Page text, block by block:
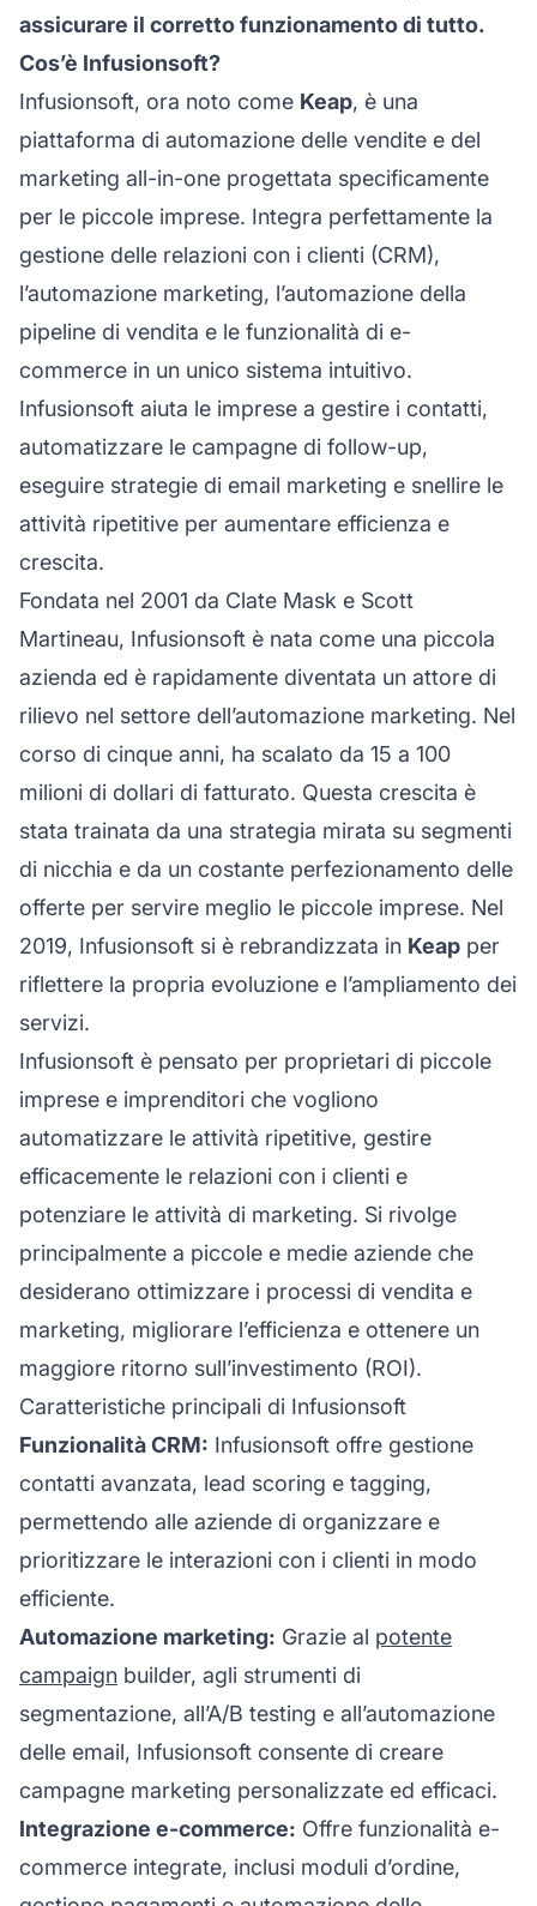
assicurare il corretto funzionamento di tutto.
Cos’è Infusionsoft?
Infusionsoft, ora noto come Keap, è una
piattaforma di automazione delle vendite e del
marketing all-in-one progettata specificamente
per le piccole imprese. Integra perfettamente la
gestione delle relazioni con i clienti (CRM),
l’automazione marketing, l’automazione della
pipeline di vendita e le funzionalità di e-
commerce in un unico sistema intuitivo.
Infusionsoft aiuta le imprese a gestire i contatti,
automatizzare le campagne di follow-up,
eseguire strategie di email marketing e snellire le
attività ripetitive per aumentare efficienza e
crescita.
Fondata nel 2001 da Clate Mask e Scott
Martineau, Infusionsoft è nata come una piccola
azienda ed è rapidamente diventata un attore di
rilievo nel settore dell’automazione marketing. Nel
corso di cinque anni, ha scalato da 15 a 100
milioni di dollari di fatturato. Questa crescita è
stata trainata da una strategia mirata su segmenti
di nicchia e da un costante perfezionamento delle
offerte per servire meglio le piccole imprese. Nel
2019, Infusionsoft si è rebrandizzata in Keap per
riflettere la propria evoluzione e l’ampliamento dei
servizi.
Infusionsoft è pensato per proprietari di piccole
imprese e imprenditori che vogliono
automatizzare le attività ripetitive, gestire
efficacemente le relazioni con i clienti e
potenziare le attività di marketing. Si rivolge
principalmente a piccole e medie aziende che
desiderano ottimizzare i processi di vendita e
marketing, migliorare l’efficienza e ottenere un
maggiore ritorno sull’investimento (ROI).
Caratteristiche principali di Infusionsoft
Funzionalità CRM: Infusionsoft offre gestione
contatti avanzata, lead scoring e tagging,
permettendo alle aziende di organizzare e
prioritizzare le interazioni con i clienti in modo
efficiente.
Automazione marketing: Grazie al potente
campaign builder, agli strumenti di
segmentazione, all’A/B testing e all’automazione
delle email, Infusionsoft consente di creare
campagne marketing personalizzate ed efficaci.
Integrazione e-commerce: Offre funzionalità e-
commerce integrate, inclusi moduli d’ordine,